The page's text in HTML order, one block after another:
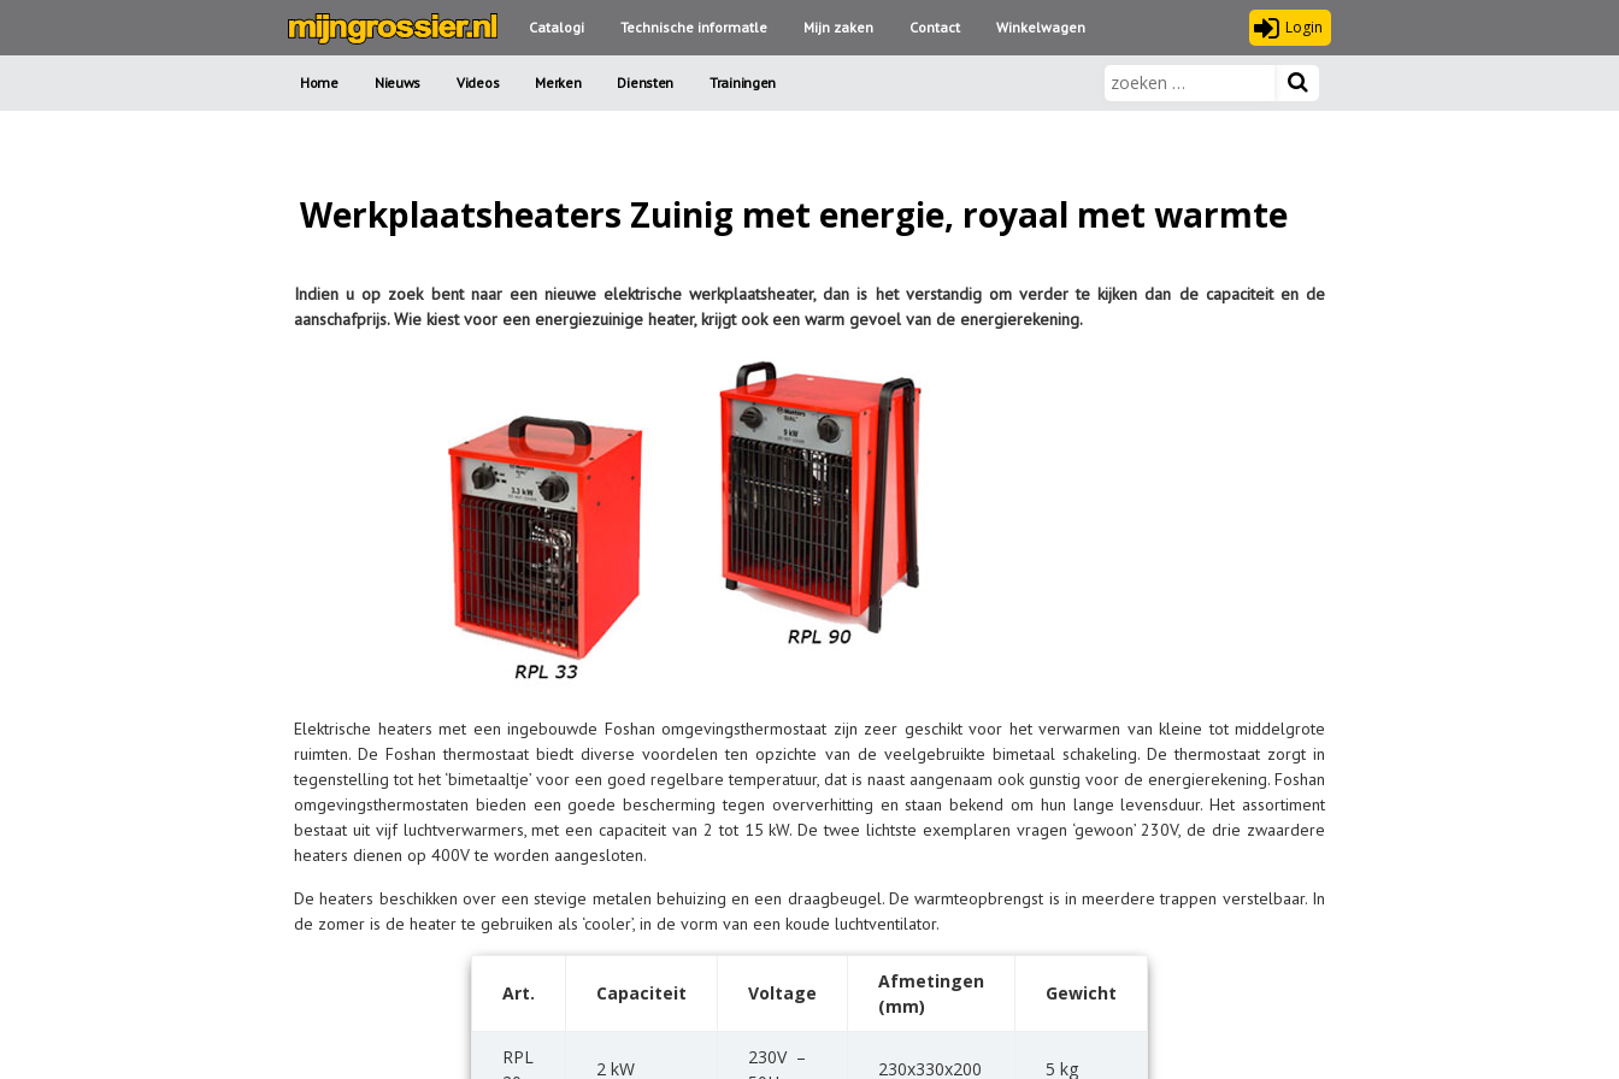
Catalogi Technische informatle Mijn zaken Contact Winkelwagen Login
Home Nieuws Videos Merken Diensten Trainingen
Werkplaatsheaters Zuinig met energie, royaal met warmte
Indien u op zoek bent naar een nieuwe elektrische werkplaatsheater, dan is het verstandig om verder te kijken dan de capaciteit en de
aanschafprijs. Wie kiest voor een energiezuinige heater, krijgt ook een warm gevoel van de energierekening.
Elektrische heaters met een ingebouwde Foshan omgevingsthermostaat zijn zeer geschikt voor het verwarmen van kleine tot middelgrote
ruimten. De Foshan thermostaat biedt diverse voordelen ten opzichte van de veelgebruikte bimetaal schakeling. De thermostaat zorgt in
tegenstelling tot het ‘bimetaaltje’ voor een goed regelbare temperatuur, dat is naast aangenaam ook gunstig voor de energierekening. Foshan
omgevingsthermostaten bieden een goede bescherming tegen oververhitting en staan bekend om hun lange levensduur. Het assortiment
bestaat uit vijf luchtverwarmers, met een capaciteit van 2 tot 15 kW. De twee lichtste exemplaren vragen ‘gewoon’ 230V, de drie zwaardere
heaters dienen op 400V te worden aangesloten.
De heaters beschikken over een stevige metalen behuizing en een draagbeugel. De warmteopbrengst is in meerdere trappen verstelbaar. In
de zomer is de heater te gebruiken als ‘cooler’, in de vorm van een koude luchtventilator.
Art. Capaciteit Voltage
Afmetingen
(mm)
Gewicht
RPL
2 kW
230V –
230x330x200 5 kg